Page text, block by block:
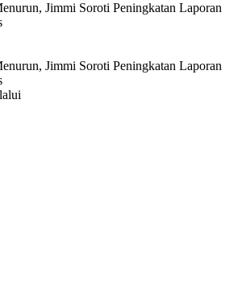
Jimmi Soroti Peningkatan Laporan
Jimmi Soroti Peningkatan Laporan